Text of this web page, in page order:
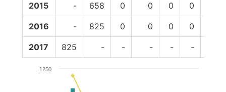
2015 - 658 0 0 0 0
2016 - 825 0 0 0 0
2017 825 - - - - -
1250